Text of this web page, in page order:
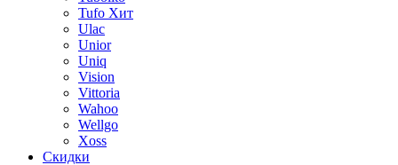
Tufo Хит
Ulac
Unior
Uniq
Vision
Vittoria
Wahoo
Wellgo
Xoss
Скидки